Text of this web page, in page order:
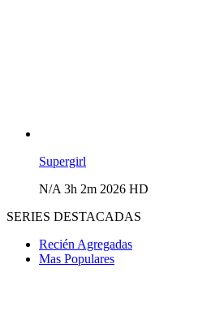
Supergirl
N/A 3h 2m 2026 HD
SERIES DESTACADAS
Recién Agregadas
Mas Populares